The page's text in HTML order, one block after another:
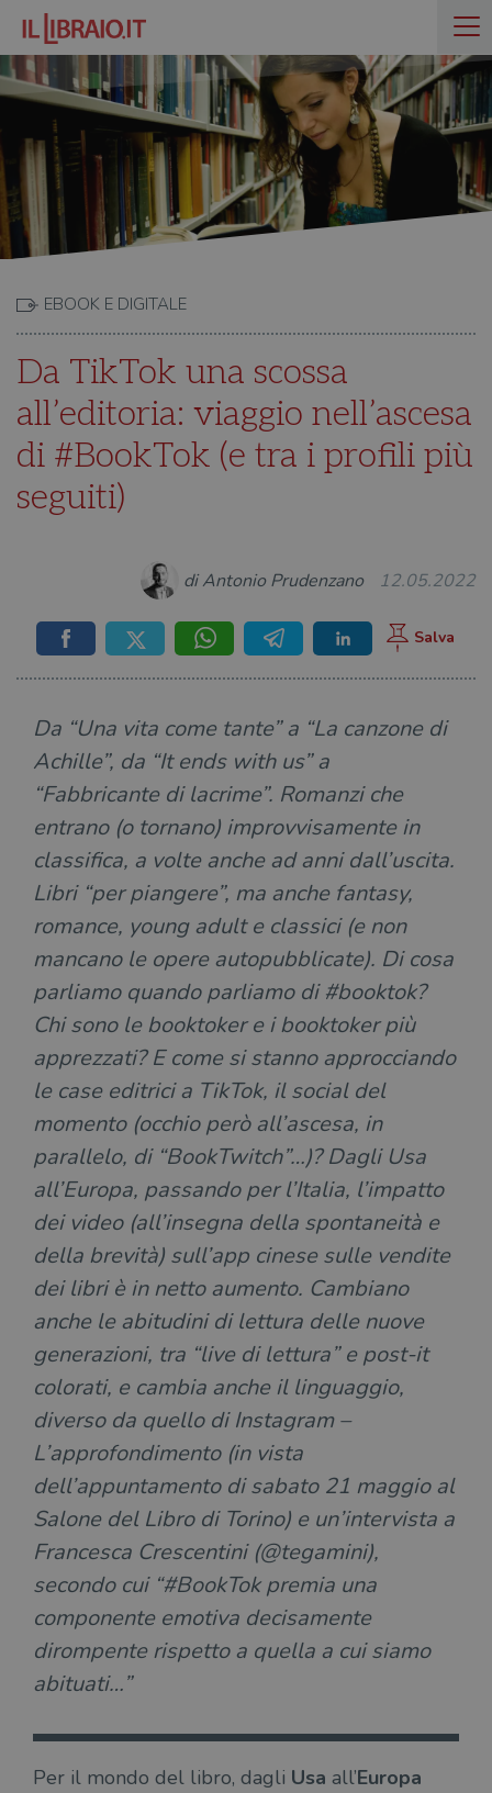
EBOOK E DIGITALE
Da TikTok una scossa
all’editoria: viaggio nell’ascesa
di #BookTok (e tra i profili più
seguiti)
di Antonio Prudenzano 12.05.2022
Da “Una vita come tante” a “La canzone di
Achille”, da “It ends with us” a
“Fabbricante di lacrime”. Romanzi che
entrano (o tornano) improvvisamente in
classifica, a volte anche ad anni dall’uscita.
Libri “per piangere”, ma anche fantasy,
romance, young adult e classici (e non
mancano le opere autopubblicate). Di cosa
parliamo quando parliamo di #booktok?
Chi sono le booktoker e i booktoker più
apprezzati? E come si stanno approcciando
le case editrici a TikTok, il social del
momento (occhio però all’ascesa, in
parallelo, di “BookTwitch”…)? Dagli Usa
all’Europa, passando per l’Italia, l’impatto
dei video (all’insegna della spontaneità e
della brevità) sull’app cinese sulle vendite
dei libri è in netto aumento. Cambiano
anche le abitudini di lettura delle nuove
generazioni, tra “live di lettura” e post-it
colorati, e cambia anche il linguaggio,
diverso da quello di Instagram –
L’approfondimento (in vista
dell’appuntamento di sabato 21 maggio al
Salone del Libro di Torino) e un’intervista a
Francesca Crescentini (@tegamini),
secondo cui “#BookTok premia una
componente emotiva decisamente
dirompente rispetto a quella a cui siamo
abituati…”
Per il mondo del libro, dagli Usa all’Europa